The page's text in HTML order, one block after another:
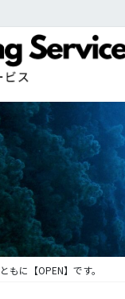
もに【OPEN】です。